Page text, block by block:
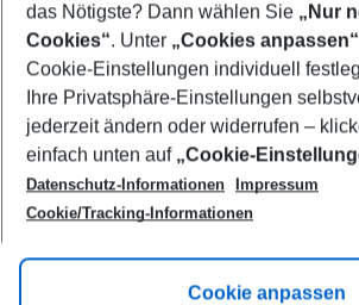
Footer
Footer navigation
Über uns
AGB
Cookie-Einstellungen ändern
Cookie-Richtlinie
Datenschutz
Service & Hilfe
Barrierefreies Reisen
Check-in
Flugbeschränkungen
Folgen Sie uns
das Nötigste? Dann wählen Sie „Nur
Cookies“. Unter „Cookies anpassen“
Cookie-Einstellungen individuell
Ihre Privatsphäre-Einstellungen
jederzeit ändern oder widerrufen –
einfach unten auf „Cookie-
Datenschutz-Informationen
Impressum
Cookie/Tracking-Informationen
Cookie anpassen